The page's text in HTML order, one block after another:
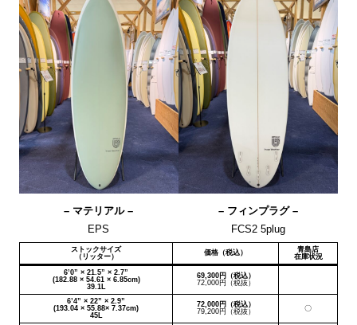
– マテリアル –
EPS
– フィンプラグ –
FCS2 5plug
ストックサイズ
（リッター）
価格（税込）
青島店
在庫状況
6’0” × 21.5” × 2.7”
(182.88 × 54.61 × 6.85cm)
39.1L
69,300円（税込）
72,000円（税抜）
6’4” × 22” × 2.9”
(193.04 × 55.88× 7.37cm)
45L
72,000円（税込）
79,200円（税抜）
〇